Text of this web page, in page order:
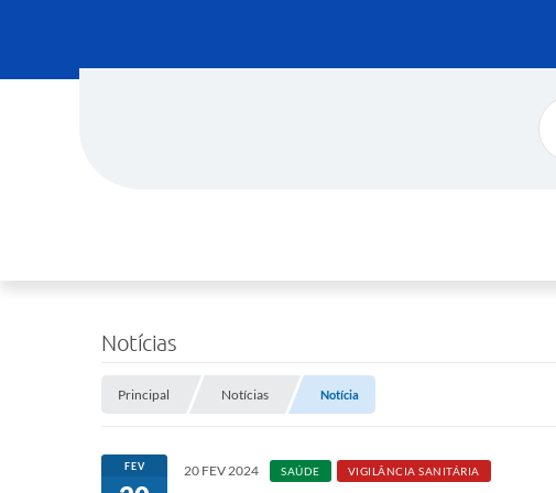
O
Notícias
Principal Notícias Notícia
FEV 20 FEV 2024 SAÚDE VIGILÂNCIA SANITÁRIA